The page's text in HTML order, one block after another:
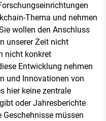
Thema und nehmen
wollen den Anschluss
unserer Zeit nicht
nicht konkret
Entwicklung nehmen
und Innovationen von
hier keine zentrale
oder Jahresberichte
müssen